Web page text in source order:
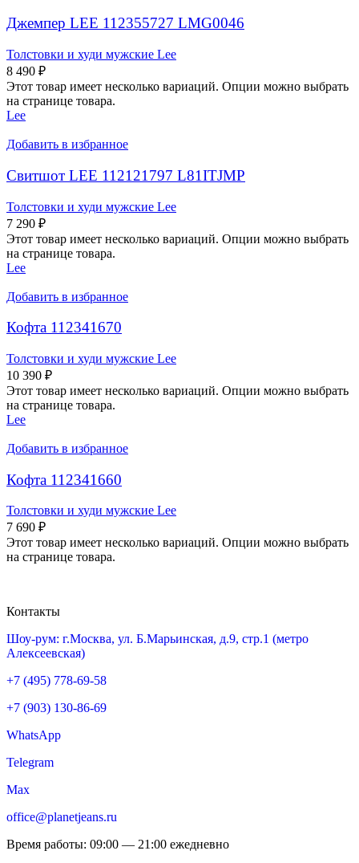
Джемпер LEE 112355727 LMG0046
Толстовки и худи мужские Lee
8 490 ₽
Этот товар имеет несколько вариаций. Опции можно выбрать
на странице товара.
Lee
Добавить в избранное
Свитшот LEE 112121797 L81ITJMP
Толстовки и худи мужские Lee
7 290 ₽
Этот товар имеет несколько вариаций. Опции можно выбрать
на странице товара.
Lee
Добавить в избранное
Кофта 112341670
Толстовки и худи мужские Lee
10 390 ₽
Этот товар имеет несколько вариаций. Опции можно выбрать
на странице товара.
Lee
Добавить в избранное
Кофта 112341660
Толстовки и худи мужские Lee
7 690 ₽
Этот товар имеет несколько вариаций. Опции можно выбрать
на странице товара.
Контакты
Шоу-рум: г.Москва, ул. Б.Марьинская, д.9, стр.1 (метро
Алексеевская)
+7 (495) 778-69-58
+7 (903) 130-86-69
WhatsApp
Telegram
Max
office@planetjeans.ru
Время работы: 09:00 — 21:00 ежедневно